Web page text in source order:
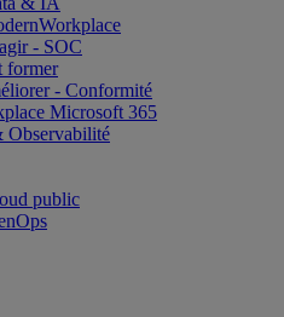
- SOC
former
- Conformité
Microsoft 365
Observabilité
public